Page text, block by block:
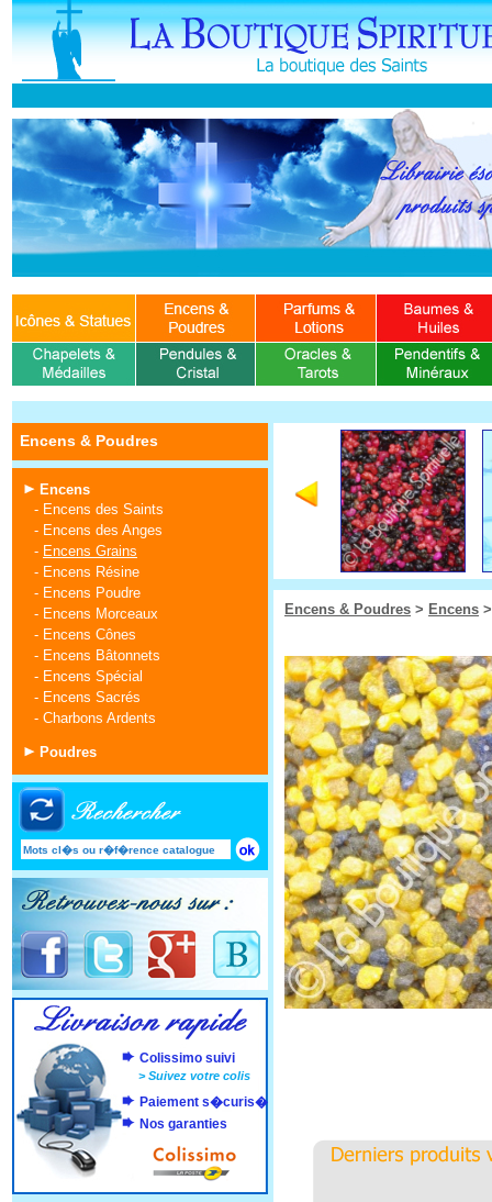
Encens & Poudres
Encens
- Encens des Saints
- Encens des Anges
- Encens Grains
- Encens Résine
- Encens Poudre
- Encens Morceaux
- Encens Cônes
- Encens Bâtonnets
- Encens Spécial
- Encens Sacrés
- Charbons Ardents
Poudres
Colissimo suivi
>Suivez votre colis
Paiement s�curis�
Nos garanties
Encens & Poudres > Encens